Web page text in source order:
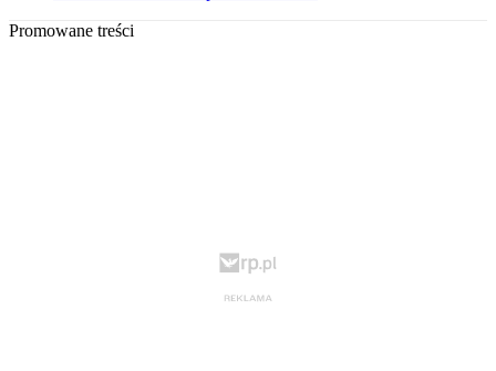
Promowane treści